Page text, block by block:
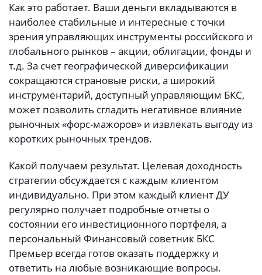
Как это работает. Ваши деньги вкладываются в
наиболее стабильные и интересные с точки
зрения управляющих инструменты российского и
глобального рынков – акции, облигации, фонды и
т.д. За счет географической диверсификации
сокращаются страновые риски, а широкий
инструментарий, доступный управляющим БКС,
может позволить сгладить негативное влияние
рыночных «форс-мажоров» и извлекать выгоду из
коротких рыночных трендов.
Какой получаем результат. Целевая доходность
стратегии обсуждается с каждым клиентом
индивидуально. При этом каждый клиент ДУ
регулярно получает подробные отчеты о
состоянии его инвестиционного портфеля, а
персональный Финансовый советник БКС
Премьер всегда готов оказать поддержку и
ответить на любые возникающие вопросы.